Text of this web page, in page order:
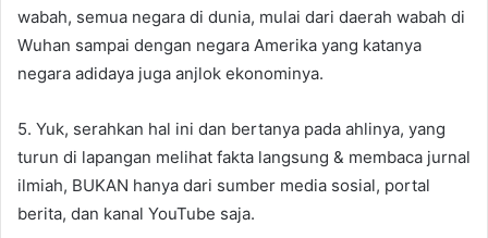
wabah, semua negara di dunia, mulai dari daerah wabah di
Wuhan sampai dengan negara Amerika yang katanya
negara adidaya juga anjlok ekonominya.
5. Yuk, serahkan hal ini dan bertanya pada ahlinya, yang
turun di lapangan melihat fakta langsung & membaca jurnal
ilmiah, BUKAN hanya dari sumber media sosial, portal
berita, dan kanal YouTube saja.